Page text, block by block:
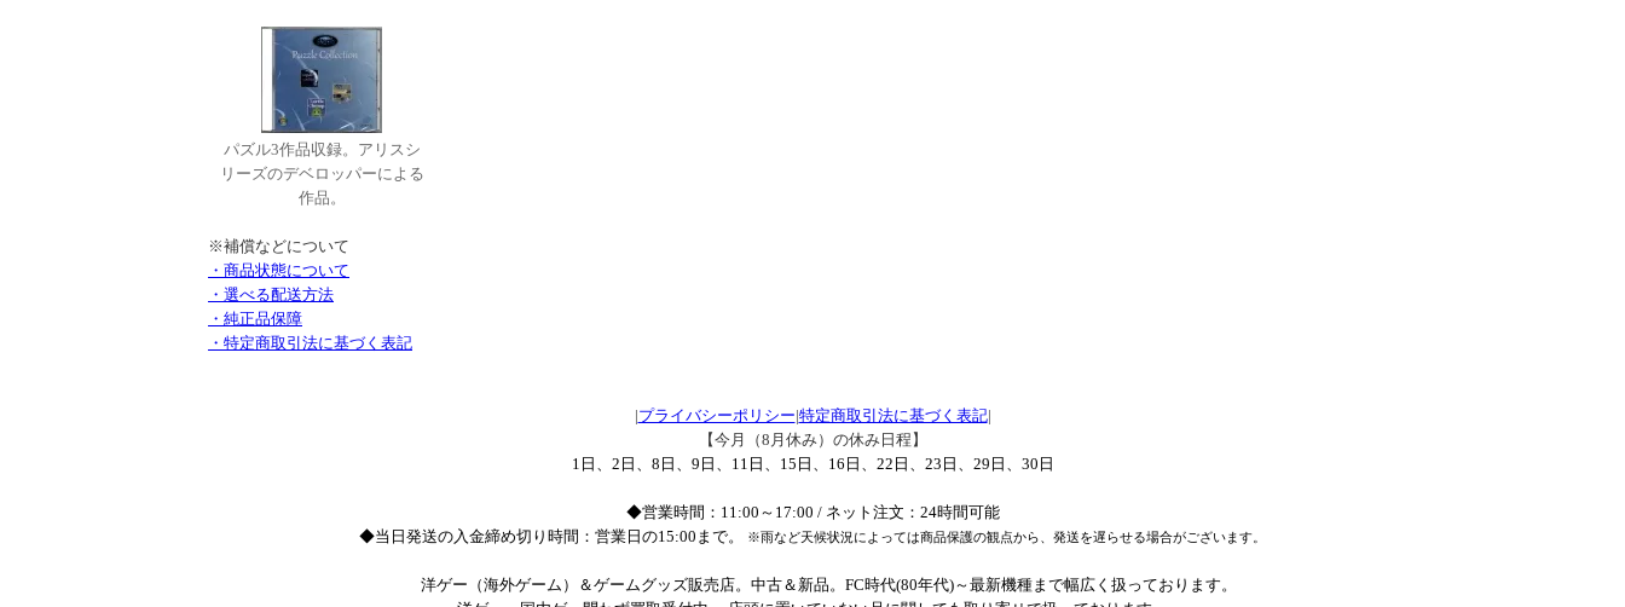
パズル3作品収録。アリスシ
リーズのデベロッパーによる
作品。
※補償などについて
・商品状態について
・選べる配送方法
・純正品保障
・特定商取引法に基づく表記
|プライバシーポリシー|特定商取引法に基づく表記|
【今月（8月休み）の休み日程】
1日、2日、8日、9日、11日、15日、16日、22日、23日、29日、30日
◆営業時間：11:00～17:00 / ネット注文：24時間可能
◆当日発送の入金締め切り時間：営業日の15:00まで。
※雨など天候状況によっては商品保護の観点から、発送を遅らせる場合がございます。
洋ゲー（海外ゲーム）＆ゲームグッズ販売店。中古＆新品。FC時代(80年代)～最新機種まで幅広く扱っております。